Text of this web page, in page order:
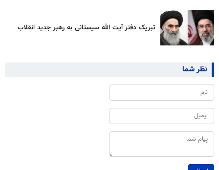
تبریک دفتر آیت الله سیستانی به رهبر جدید انقلاب
نظر شما